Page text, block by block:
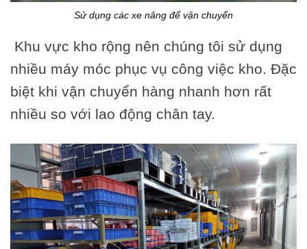
Sử dụng các xe nâng để vận chuyển
Khu vực kho rộng nên chúng tôi sử dụng
nhiều máy móc phục vụ công việc kho. Đặc
biệt khi vận chuyển hàng nhanh hơn rất
nhiều so với lao động chân tay.